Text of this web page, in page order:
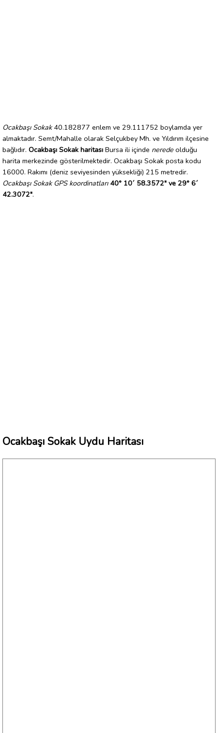
Ocakbaşı Sokak40.182877 enlem ve 29.111752 boylamda yer
almaktadır. Semt/Mahalle olarak Selçukbey Mh. ve Yıldırım ilçesine
bağlıdır. Ocakbaşı Sokak haritası Bursa ili içinde nerede olduğu
harita merkezinde gösterilmektedir. Ocakbaşı Sokak posta kodu
16000. Rakımı (deniz seviyesinden yüksekliği) 215 metredir.
Ocakbaşı Sokak GPS koordinatları 40° 10´ 58.3572" ve 29° 6´
42.3072".
Ocakbaşı Sokak Uydu Haritası